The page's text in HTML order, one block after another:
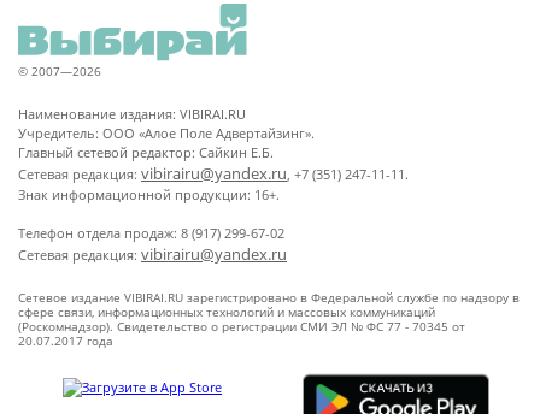
© 2007—2026
Наименование издания: VIBIRAI.RU
Учредитель: ООО «Алое Поле Адвертайзинг».
Главный сетевой редактор: Сайкин Е.Б.
Сетевая редакция: vibirairu@yandex.ru, +7 (351) 247-11-11.
Знак информационной продукции: 16+.
Телефон отдела продаж: 8 (917) 299-67-02
Сетевая редакция: vibirairu@yandex.ru
Сетевое издание VIBIRAI.RU зарегистрировано в Федеральной службе по надзору в
сфере связи, информационных технологий и массовых коммуникаций
(Роскомнадзор). Свидетельство о регистрации СМИ ЭЛ № ФС 77 - 70345 от
20.07.2017 года